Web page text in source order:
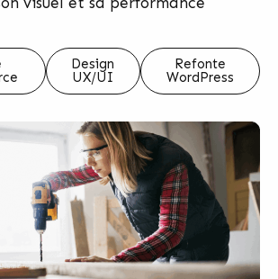
Design
UX/UI
Refonte
WordPress